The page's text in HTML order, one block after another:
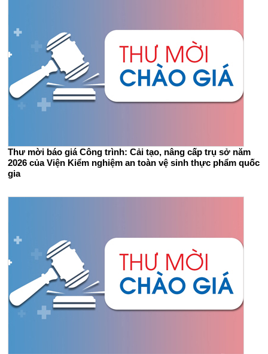
Thư mời báo giá Công trình: Cải tạo, nâng cấp trụ sở năm
2026 của Viện Kiểm nghiệm an toàn vệ sinh thực phẩm quốc
gia